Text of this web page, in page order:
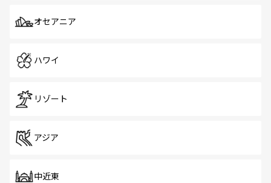
オセアニア
ハワイ
リゾート
アジア
中近東